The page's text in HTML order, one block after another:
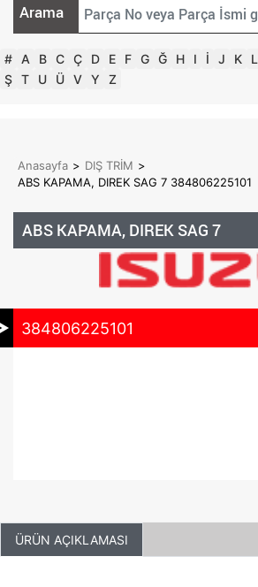
Arama
# A B C Ç D E F G Ğ H I İ J K L
Ş T U Ü V Y Z
Anasayfa > DIŞ TRİM >
ABS KAPAMA, DIREK SAG 7 384806225101
ABS KAPAMA, DIREK SAG 7
384806225101
ÜRÜN AÇIKLAMASI